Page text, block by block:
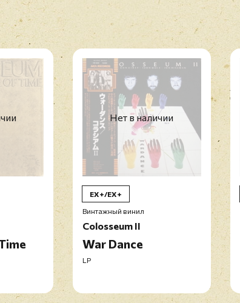
Нет в наличии
EX+/EX+
Винтажный винил
Colosseum II
War Dance
LP